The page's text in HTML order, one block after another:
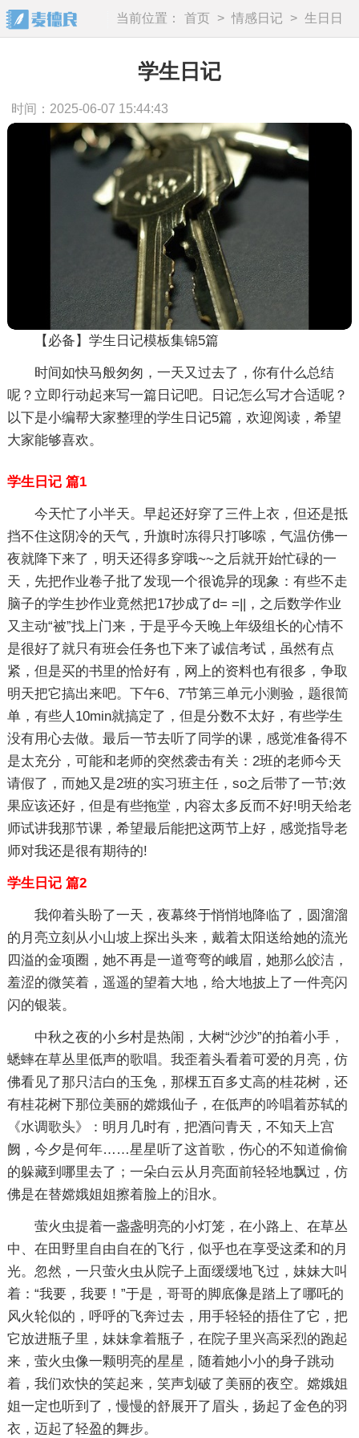
当前位置： 首页 > 情感日记 > 生日日
记
学生日记
时间：2025-06-07 15:44:43
【必备】学生日记模板集锦5篇
时间如快马般匆匆，一天又过去了，你有什么总结
呢？立即行动起来写一篇日记吧。日记怎么写才合适呢？
以下是小编帮大家整理的学生日记5篇，欢迎阅读，希望
大家能够喜欢。
学生日记 篇1
今天忙了小半天。早起还好穿了三件上衣，但还是抵
挡不住这阴冷的天气，升旗时冻得只打哆嗦，气温仿佛一
夜就降下来了，明天还得多穿哦~~之后就开始忙碌的一
天，先把作业卷子批了发现一个很诡异的现象：有些不走
脑子的学生抄作业竟然把17抄成了d= =||，之后数学作业
又主动“被”找上门来，于是乎今天晚上年级组长的心情不
是很好了就只有班会任务也下来了诚信考试，虽然有点
紧，但是买的书里的恰好有，网上的资料也有很多，争取
明天把它搞出来吧。下午6、7节第三单元小测验，题很简
单，有些人10min就搞定了，但是分数不太好，有些学生
没有用心去做。最后一节去听了同学的课，感觉准备得不
是太充分，可能和老师的突然袭击有关：2班的老师今天
请假了，而她又是2班的实习班主任，so之后带了一节;效
果应该还好，但是有些拖堂，内容太多反而不好!明天给老
师试讲我那节课，希望最后能把这两节上好，感觉指导老
师对我还是很有期待的!
学生日记 篇2
我仰着头盼了一天，夜幕终于悄悄地降临了，圆溜溜
的月亮立刻从小山坡上探出头来，戴着太阳送给她的流光
四溢的金项圈，她不再是一道弯弯的峨眉，她那么皎洁，
羞涩的微笑着，遥遥的望着大地，给大地披上了一件亮闪
闪的银装。
中秋之夜的小乡村是热闹，大树“沙沙”的拍着小手，
蟋蟀在草丛里低声的歌唱。我歪着头看着可爱的月亮，仿
佛看见了那只洁白的玉兔，那棵五百多丈高的桂花树，还
有桂花树下那位美丽的嫦娥仙子，在低声的吟唱着苏轼的
《水调歌头》：明月几时有，把酒问青天，不知天上宫
阙，今夕是何年……星星听了这首歌，伤心的不知道偷偷
的躲藏到哪里去了；一朵白云从月亮面前轻轻地飘过，仿
佛是在替嫦娥姐姐擦着脸上的泪水。
萤火虫提着一盏盏明亮的小灯笼，在小路上、在草丛
中、在田野里自由自在的飞行，似乎也在享受这柔和的月
光。忽然，一只萤火虫从院子上面缓缓地飞过，妹妹大叫
着：“我要，我要！”于是，哥哥的脚底像是踏上了哪吒的
风火轮似的，呼呼的飞奔过去，用手轻轻的捂住了它，把
它放进瓶子里，妹妹拿着瓶子，在院子里兴高采烈的跑起
来，萤火虫像一颗明亮的星星，随着她小小的身子跳动
着，我们欢快的笑起来，笑声划破了美丽的夜空。嫦娥姐
姐一定也听到了，慢慢的舒展开了眉头，扬起了金色的羽
衣，迈起了轻盈的舞步。